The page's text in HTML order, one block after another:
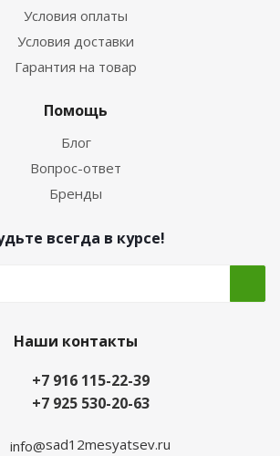
Условия оплаты
Условия доставки
Гарантия на товар
Помощь
Блог
Вопрос-ответ
Бренды
всегда в курсе!
Наши контакты
+7 916 115-22-39
+7 925 530-20-63
info@sad12mesyatsev.ru